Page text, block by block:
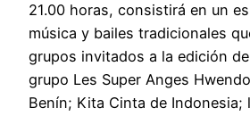
21.00 horas, consistirá en un
música y bailes tradicionales
grupos invitados a la edición
grupo Les Super Anges
Benín; Kita Cinta de Indonesia;